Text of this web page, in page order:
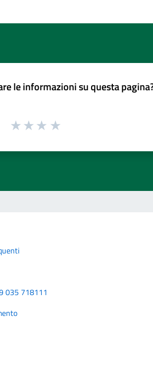
le informazioni su questa
035 718111